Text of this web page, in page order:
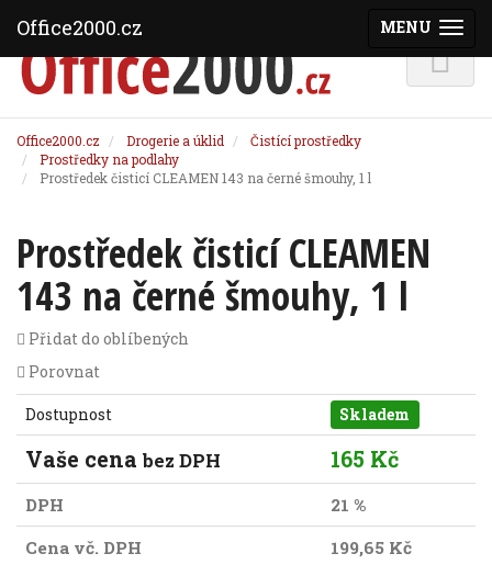
Office2000.cz Drogerie a úklid
Čistící prostředky
Prostředky na podlahy
Prostředek čisticí CLEAMEN 143 na černé šmouhy, 1 l
Prostředek čisticí CLEAMEN
143 na černé šmouhy, 1 l
Přidat do oblíbených
Porovnat
Dostupnost Skladem
Vaše cena bez DPH 165 Kč
DPH
21 %
Cena vč. DPH
199,65 Kč
MENU
Office2000.cz